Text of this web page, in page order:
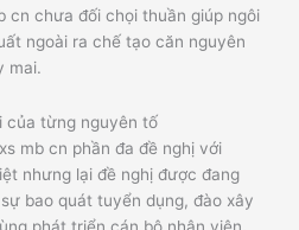
cn chưa đối chọi thuần giúp ngôi
ngoài ra chế tạo căn nguyên
mai.
của từng nguyên tố
mb cn phần đa đề nghị với
nhưng lại đề nghị được đang
bao quát tuyển dụng, đào xây
phát triển cán bộ nhân viên,